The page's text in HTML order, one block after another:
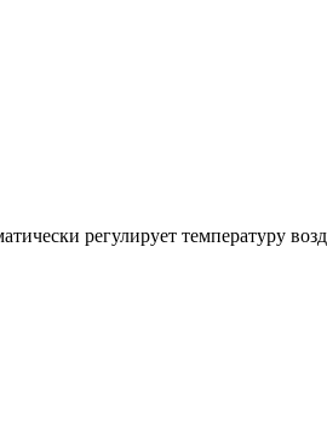
регулирует температуру